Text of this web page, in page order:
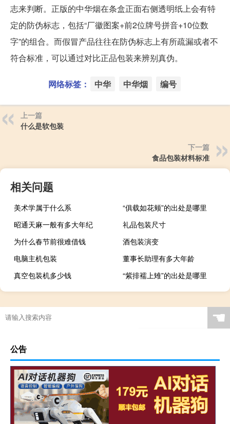
志来判断。正版的中华烟在条盒正面右侧透明纸上会有特
定的防伪标志，包括“厂徽图案+前2位牌号拼音+10位数
字”的组合。而假冒产品往往在防伪标志上有所疏漏或者不
符合标准，可以通过对比正品包装来辨别真伪。
网络标签： 中华 中华烟 编号
上一篇
什么是软包装
下一篇
食品包装材料标准
相关问题
美术学属于什么系
“俱载如花颊”的出处是哪里
昭通天麻一般有多大年纪
礼品包装尺寸
为什么春节前很难借钱
酒包装演变
电脑主机包装
董事长助理有多大年龄
真空包装机多少钱
“紫排襦上雉”的出处是哪里
☚
公告